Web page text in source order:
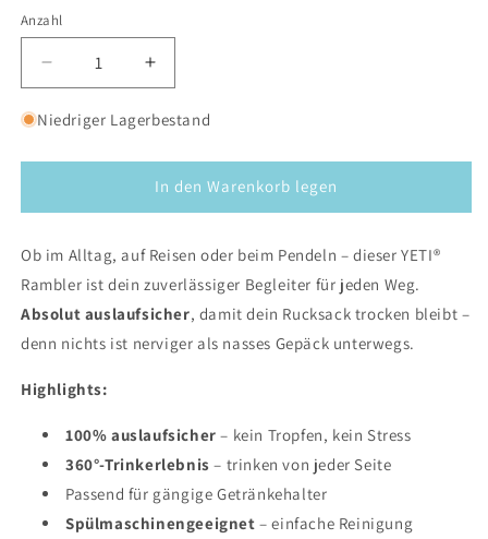
Anzahl
Verringere
die
Menge
YETI
12oz
ml)
Reiseflasche
Erhöhe
die
Menge
YETI
Rambler
12oz
ml)
Reiseflasche
Niedriger Lagerbestand
In den Warenkorb legen
Ob im Alltag, auf Reisen oder beim Pendeln – dieser YETI®
Rambler ist dein zuverlässiger Begleiter für jeden Weg.
Absolut auslaufsicher, damit dein Rucksack trocken bleibt –
denn nichts ist nerviger als nasses Gepäck unterwegs.
Highlights:
100% auslaufsicher– kein Tropfen, kein Stress
360°-Trinkerlebnis – trinken von jeder Seite
Passend für gängige Getränkehalter
Spülmaschinengeeignet – einfache Reinigung